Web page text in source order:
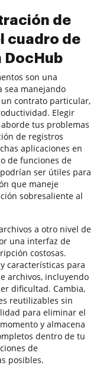
de
cuadro de
DocHub
son una
sea manejando
contrato particular,
Elegir
tus problemas
de registros
aplicaciones en
de funciones de
ser útiles para
que maneje
sobresaliente al
a otro nivel de
una interfaz de
costosas.
características para
archivos, incluyendo
dificultad. Cambia,
reutilizables sin
para eliminar el
y almacena
dentro de tu
de
posibles.